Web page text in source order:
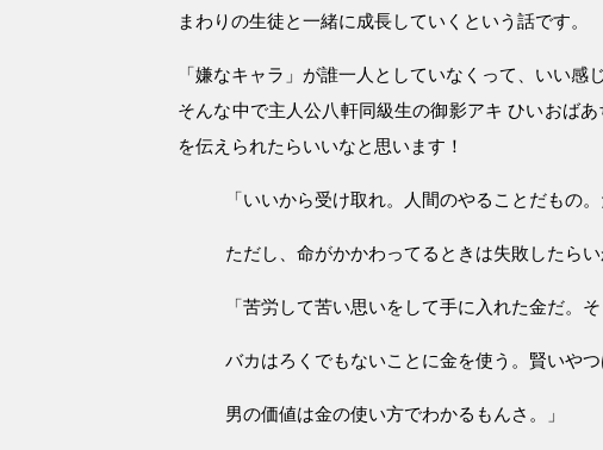
まわりの生徒と一緒に成長していくという話です。
「嫌なキャラ」が誰一人としていなくって、いい感
そんな中で主人公八軒同級生の御影アキ ひいおば
を伝えられたらいいなと思います！
「いいから受け取れ。人間のやることだもの
ただし、命がかかわってるときは失敗したらい
「苦労して苦い思いをして手に入れた金だ。
バカはろくでもないことに金を使う。賢いやつ
男の価値は金の使い方でわかるもんさ。」